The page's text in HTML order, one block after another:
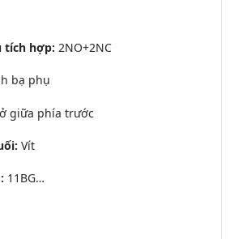
tích hợp: 2NO+2NC
bạ phụ
giữa phía trước
Vít
11BG…